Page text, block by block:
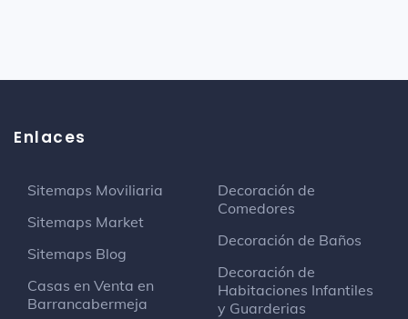
Enlaces
Sitemaps Moviliaria
Sitemaps Market
Sitemaps Blog
Casas en Venta en
Barrancabermeja
Decoración de
Comedores
Decoración de Baños
Decoración de
Habitaciones Infantiles
y Guarderias